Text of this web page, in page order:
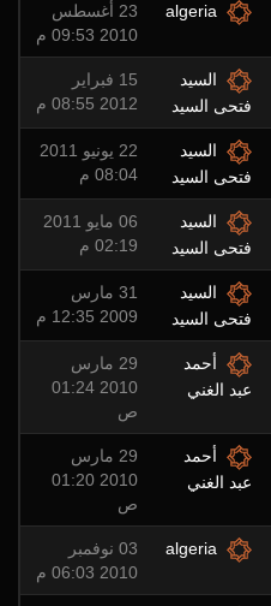
23 أغسطس
2010 09:53 م
السيد
فتحى السيد
15 فبراير
2012 08:55 م
السيد
فتحى السيد
22 يونيو 2011
08:04 م
السيد
فتحى السيد
06 مايو 2011
02:19 م
السيد
فتحى السيد
31 مارس
2009 12:35 م
أحمد
عبد الغني
29 مارس
2010 01:24
ص
أحمد
عبد الغني
29 مارس
2010 01:20
ص
03 نوفمبر
2010 06:03 م